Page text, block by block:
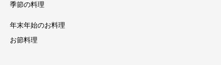
季節の料理
年末年始のお料理
お節料理